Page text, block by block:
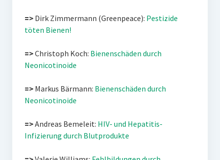
=>Dirk Zimmermann (Greenpeace): Pestizide
töten Bienen!
=>Christoph Koch: Bienenschäden durch
Neonicotinoide
=>Markus Bärmann: Bienenschäden durch
Neonicotinoide
=>Andreas Bemeleit: HIV- und Hepatitis-
Infizierung durch Blutprodukte